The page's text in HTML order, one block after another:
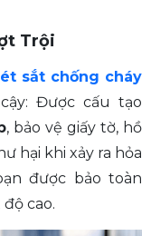
Trội
sắt chống cháy
Được cấu tạo
, bảo vệ giấy tờ, hồ
hại khi xảy ra hỏa
được bảo toàn
cao.